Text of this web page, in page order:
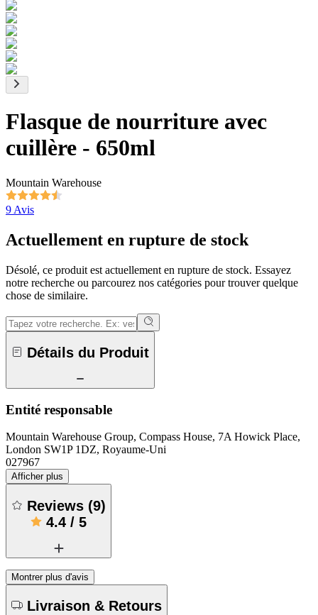
Flasque de nourriture avec
cuillère - 650ml
Mountain Warehouse
9 Avis
Actuellement en rupture de stock
Désolé, ce produit est actuellement en rupture de stock. Essayez
notre recherche ou parcourez nos catégories pour trouver quelque
chose de similaire.
Détails du Produit
Entité responsable
Mountain Warehouse Group, Compass House, 7A Howick Place,
London SW1P 1DZ, Royaume-Uni
027967
Afficher plus
Reviews (9)
4.4 / 5
Montrer plus d'avis
Livraison & Retours